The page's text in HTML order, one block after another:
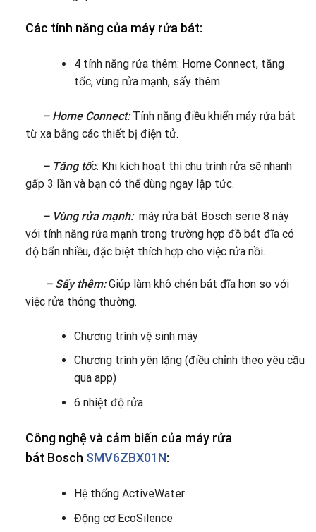
Các tính năng của máy rửa bát:
4 tính năng rửa thêm: Home Connect, tăng
tốc, vùng rửa mạnh, sấy thêm
– Home Connect:Tính năng điều khiển máy rửa bát
từ xa bằng các thiết bị điện tử.
– Tăng tốc: Khi kích hoạt thì chu trình rửa sẽ nhanh
gấp 3 lần và bạn có thể dùng ngay lập tức.
– Vùng rửa mạnh:máy rửa bát Bosch serie 8 này
với tính năng rửa mạnh trong trường hợp đồ bát đĩa có
độ bẩn nhiều, đặc biệt thích hợp cho việc rửa nồi.
– Sấy thêm:Giúp làm khô chén bát đĩa hơn so với
việc rửa thông thường.
Chương trình vệ sinh máy
Chương trình yên lặng (điều chỉnh theo yêu cầu
qua app)
6 nhiệt độ rửa
Công nghệ và cảm biến của máy rửa
bát Bosch SMV6ZBX01N:
Hệ thống ActiveWater
Động cơ EcoSilence